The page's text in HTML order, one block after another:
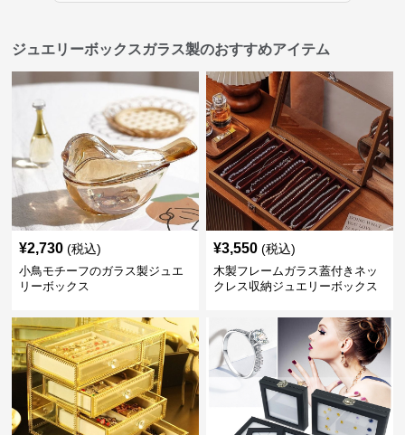
ジュエリーボックスガラス製のおすすめアイテム
¥2,730 (税込)
小鳥モチーフのガラス製ジュエ
リーボックス
¥3,550 (税込)
木製フレームガラス蓋付きネッ
クレス収納ジュエリーボックス